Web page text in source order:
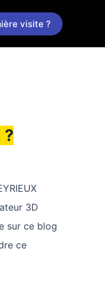
visite ?
?
3D
sur ce blog
ce